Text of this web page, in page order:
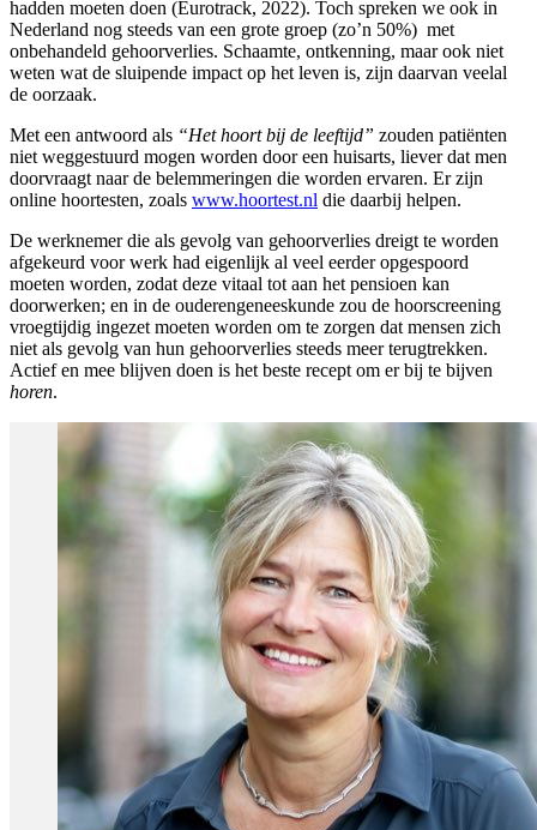
hadden moeten doen (Eurotrack, 2022). Toch spreken we ook in
Nederland nog steeds van een grote groep (zo’n 50%) met
onbehandeld gehoorverlies. Schaamte, ontkenning, maar ook niet
weten wat de sluipende impact op het leven is, zijn daarvan veelal
de oorzaak.
Met een antwoord als “Het hoort bij de leeftijd” zouden patiënten
niet weggestuurd mogen worden door een huisarts, liever dat men
doorvraagt naar de belemmeringen die worden ervaren. Er zijn
online hoortesten, zoals www.hoortest.nl die daarbij helpen.
De werknemer die als gevolg van gehoorverlies dreigt te worden
afgekeurd voor werk had eigenlijk al veel eerder opgespoord
moeten worden, zodat deze vitaal tot aan het pensioen kan
doorwerken; en in de ouderengeneeskunde zou de hoorscreening
vroegtijdig ingezet moeten worden om te zorgen dat mensen zich
niet als gevolg van hun gehoorverlies steeds meer terugtrekken.
Actief en mee blijven doen is het beste recept om er bij te bijven
horen.